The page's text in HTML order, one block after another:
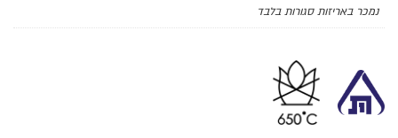
נמכר באריזות סגורות בלבד